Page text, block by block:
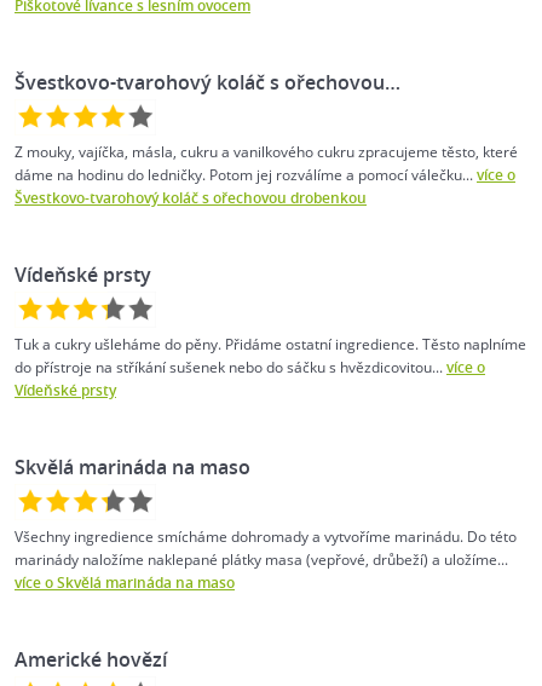
Piškotové lívance s lesním ovocem
Švestkovo-tvarohový koláč s ořechovou…
Z mouky, vajíčka, másla, cukru a vanilkového cukru zpracujeme těsto, které
dáme na hodinu do ledničky. Potom jej rozválíme a pomocí válečku...více o
Švestkovo-tvarohový koláč s ořechovou drobenkou
Vídeňské prsty
Tuk a cukry ušleháme do pěny. Přidáme ostatní ingredience. Těsto naplníme
do přístroje na stříkání sušenek nebo do sáčku s hvězdicovitou...více o
Vídeňské prsty
Skvělá marináda na maso
Všechny ingredience smícháme dohromady a vytvoříme marinádu. Do této
marinády naložíme naklepané plátky masa (vepřové, drůbeží) a uložíme...
více o Skvělá marináda na maso
Americké hovězí